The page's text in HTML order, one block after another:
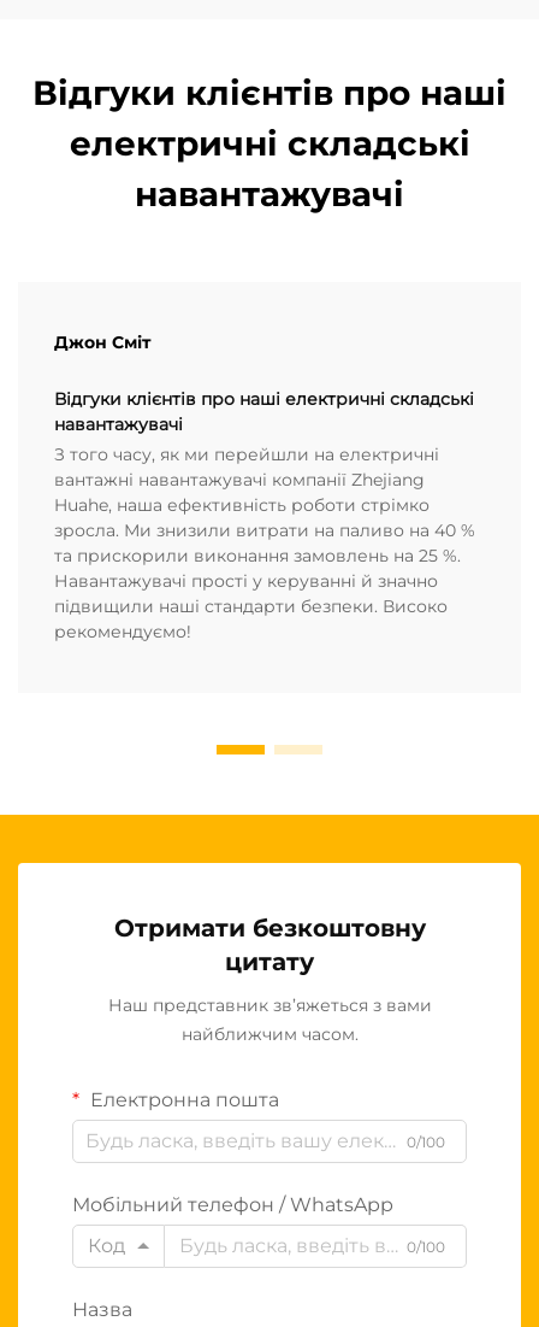
Відгуки клієнтів про наші
електричні складські
навантажувачі
Джон Сміт
Відгуки клієнтів про наші електричні складські
навантажувачі
З того часу, як ми перейшли на електричні
вантажні навантажувачі компанії Zhejiang
Huahe, наша ефективність роботи стрімко
зросла. Ми знизили витрати на паливо на 40 %
та прискорили виконання замовлень на 25 %.
Навантажувачі прості у керуванні й значно
підвищили наші стандарти безпеки. Високо
рекомендуємо!
Отримати безкоштовну
цитату
Наш представник зв’яжеться з вами
найближчим часом.
Електронна пошта
0/100
Мобільний телефон / WhatsApp
Код
0/100
Назва